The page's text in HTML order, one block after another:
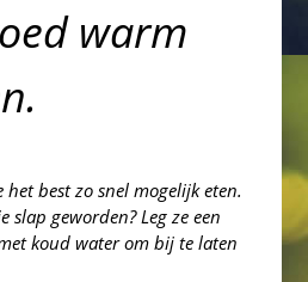
warm
best zo snel mogelijk eten.
slap geworden? Leg ze een
koud water om bij te laten